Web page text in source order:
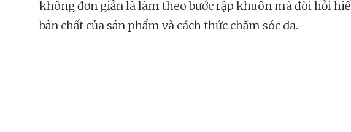
không đơn giản là làm theo bước rập khuôn mà đòi hỏi
bản chất của sản phẩm và cách thức chăm sóc da.